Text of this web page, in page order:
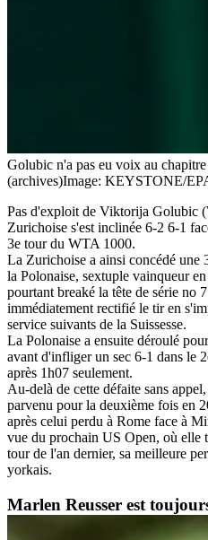
Golubic n'a pas eu voix au
(archives)Image: KEYSTONE/
Pas d'exploit de Viktorija Golubic
Zurichoise s'est inclinée 6-2 6-1
3e tour du WTA 1000.
La Zurichoise a ainsi concédé une
la Polonaise, sextuple vainqueur
pourtant breaké la tête de série no
immédiatement rectifié le tir en
service suivants de la Suissesse.
La Polonaise a ensuite déroulé
avant d'infliger un sec 6-1 dans le
après 1h07 seulement.
Au-delà de cette défaite sans
parvenu pour la deuxième fois en
après celui perdu à Rome face à
vue du prochain US Open, où elle
tour de l'an dernier, sa meilleure
yorkais.
Marlen Reusser est